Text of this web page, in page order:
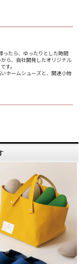
ったら、ゆったりとした時間
ら、自社開発したオリジナル
す。
ホームシューズと、関連小物